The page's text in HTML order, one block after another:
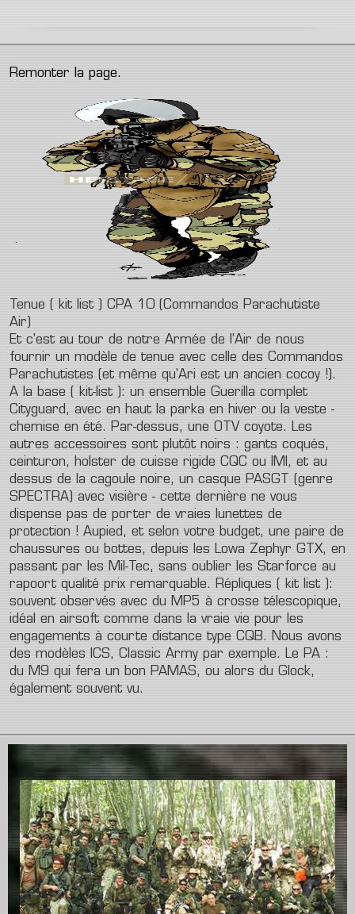
Remonter la page.
Tenue ( kit list ) CPA 10 (Commandos Parachutiste
Air)
Et c'est au tour de notre Armée de l'Air de nous
fournir un modèle de tenue avec celle des Commandos
Parachutistes (et même qu'Ari est un ancien cocoy !).
A la base ( kit-list ): un ensemble Guerilla complet
Cityguard, avec en haut la parka en hiver ou la veste -
chemise en été. Par-dessus, une OTV coyote. Les
autres accessoires sont plutôt noirs : gants coqués,
ceinturon, holster de cuisse rigide CQC ou IMI, et au
dessus de la cagoule noire, un casque PASGT (genre
SPECTRA) avec visière - cette dernière ne vous
dispense pas de porter de vraies lunettes de
protection ! Aupied, et selon votre budget, une paire de
chaussures ou bottes, depuis les Lowa Zephyr GTX, en
passant par les Mil-Tec, sans oublier les Starforce au
rapoort qualité prix remarquable. Répliques ( kit list ):
souvent observés avec du MP5 à crosse télescopique,
idéal en airsoft comme dans la vraie vie pour les
engagements à courte distance type CQB. Nous avons
des modèles ICS, Classic Army par exemple. Le PA :
du M9 qui fera un bon PAMAS, ou alors du Glock,
également souvent vu.